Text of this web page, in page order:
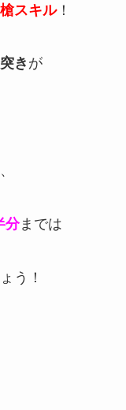
槍スキル！
き が
分までは
う！